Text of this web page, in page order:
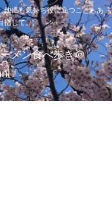
他にも気持ち役に立つこともあ
指して。
メン食べ歩き＠